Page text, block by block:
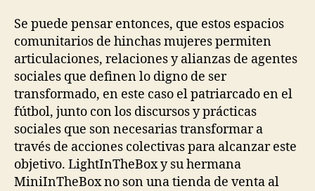
Se puede pensar entonces, que estos espacios
comunitarios de hinchas mujeres permiten
articulaciones, relaciones y alianzas de agentes
sociales que definen lo digno de ser
transformado, en este caso el patriarcado en el
fútbol, junto con los discursos y prácticas
sociales que son necesarias transformar a
través de acciones colectivas para alcanzar este
objetivo. LightInTheBox y su hermana
MiniInTheBox no son una tienda de venta al